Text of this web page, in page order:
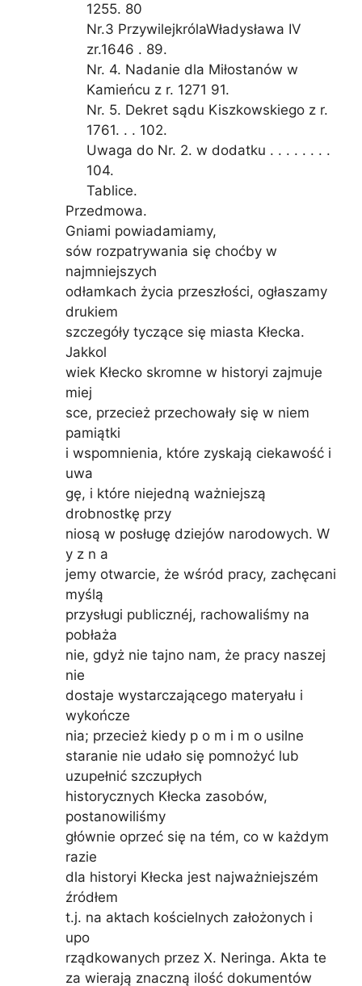
1255. 80
Nr.3 PrzywilejkrólaWładysława IV
zr.1646 . 89.
Nr. 4. Nadanie dla Miłostanów w
Kamieńcu z r. 1271 91.
Nr. 5. Dekret sądu Kiszkowskiego z r.
1761. . . 102.
Uwaga do Nr. 2. w dodatku . . . . . . . .
104.
Tablice.
Przedmowa.
Gniami powiadamiamy,
sów rozpatrywania się choćby w
najmniejszych
odłamkach życia przeszłości, ogłaszamy
drukiem
szczegóły tyczące się miasta Kłecka.
Jakkol
wiek Kłecko skromne w historyi zajmuje
miej
sce, przecież przechowały się w niem
pamiątki
i wspomnienia, które zyskają ciekawość i
uwa
gę, i które niejedną ważniejszą
drobnostkę przy
niosą w posługę dziejów narodowych. W
y z n a
jemy otwarcie, że wśród pracy, zachęcani
myślą
przysługi publicznéj, rachowaliśmy na
pobłaża
nie, gdyż nie tajno nam, że pracy naszej
nie
dostaje wystarczającego materyału i
wykończe
nia; przecież kiedy p o m i m o usilne
staranie nie udało się pomnożyć lub
uzupełnić szczupłych
historycznych Kłecka zasobów,
postanowiliśmy
głównie oprzeć się na tém, co w każdym
razie
dla historyi Kłecka jest najważniejszém
źródłem
t.j. na aktach kościelnych założonych i
upo
rządkowanych przez X. Neringa. Akta te
za wierają znaczną ilość dokumentów